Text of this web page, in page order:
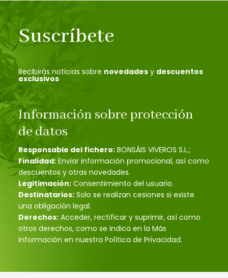
Suscríbete
Recibirás noticias sobre novedades y descuentos
exclusivos
Información sobre protección
de datos
Responsable del fichero: BONSÁIS VIVEROS S.L.;
Finalidad: Enviar información promocional, así como
descuentos y otras novedades.
Legitimación: Consentimiento del usuario.
Destinatarios: Solo se realizan cesiones si existe
una obligación legal.
Derechos: Acceder, rectificar y suprimir, así como
otros derechos, como se indica en la Más
información en nuestra Política de Privacidad.